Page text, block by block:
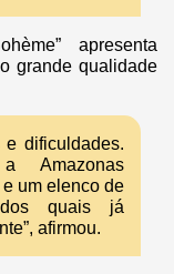
apresenta
grande qualidade
e dificuldades.
Amazonas
um elenco de
dos quais já
afirmou.